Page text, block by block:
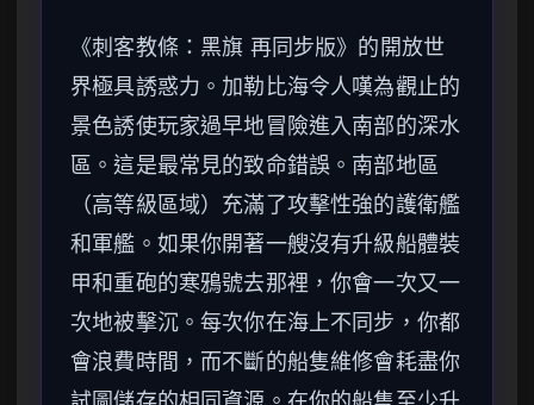
《刺客教條：黑旗 再同步版》的開放世
界極具誘惑力。加勒比海令人嘆為觀止的
景色誘使玩家過早地冒險進入南部的深水
區。這是最常見的致命錯誤。南部地區
（高等級區域）充滿了攻擊性強的護衛艦
和軍艦。如果你開著一艘沒有升級船體裝
甲和重砲的寒鴉號去那裡，你會一次又一
次地被擊沉。每次你在海上不同步，你都
會浪費時間，而不斷的船隻維修會耗盡你